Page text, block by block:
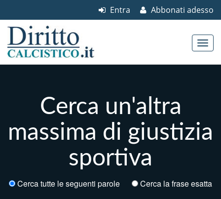
Abbonati adesso
Entra
Cerca un'altra
massima di giustizia
sportiva
Cerca tutte le seguenti parole Cerca la frase esatta